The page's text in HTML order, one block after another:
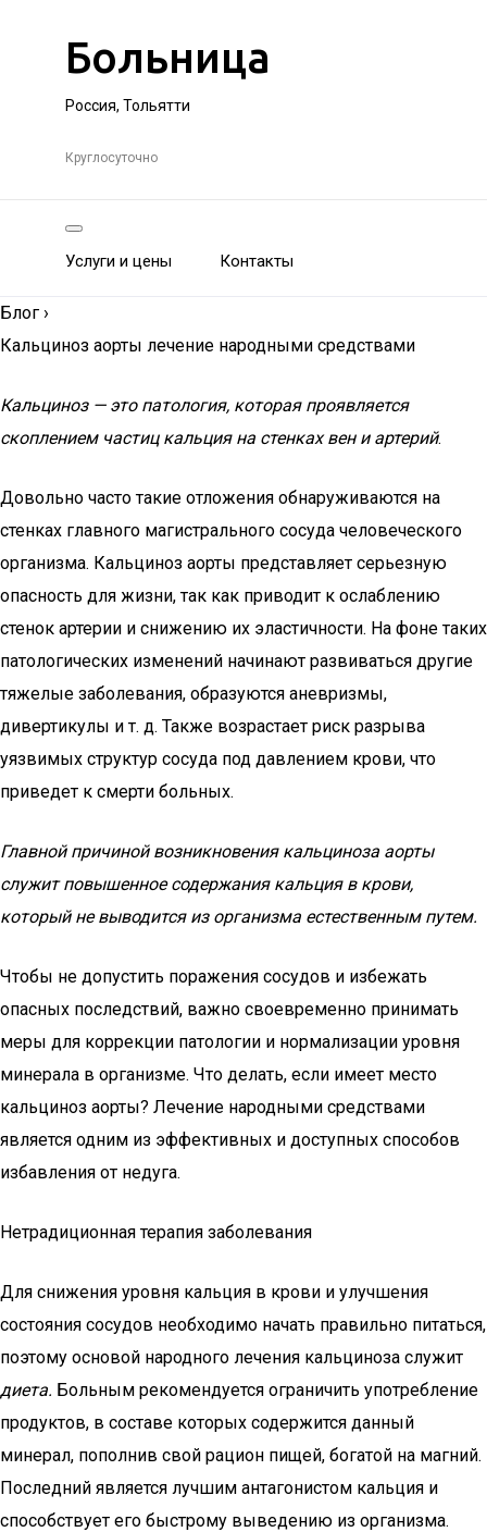
Больница
Россия, Тольятти
Круглосуточно
Услуги и цены Контакты
Блог ›
Кальциноз аорты лечение народными средствами
Кальциноз — это патология, которая проявляется
скоплением частиц кальция на стенках вен и артерий.
Довольно часто такие отложения обнаруживаются на
стенках главного магистрального сосуда человеческого
организма. Кальциноз аорты представляет серьезную
опасность для жизни, так как приводит к ослаблению
стенок артерии и снижению их эластичности. На фоне таких
патологических изменений начинают развиваться другие
тяжелые заболевания, образуются аневризмы,
дивертикулы и т. д. Также возрастает риск разрыва
уязвимых структур сосуда под давлением крови, что
приведет к смерти больных.
Главной причиной возникновения кальциноза аорты
служит повышенное содержания кальция в крови,
который не выводится из организма естественным путем.
Чтобы не допустить поражения сосудов и избежать
опасных последствий, важно своевременно принимать
меры для коррекции патологии и нормализации уровня
минерала в организме. Что делать, если имеет место
кальциноз аорты? Лечение народными средствами
является одним из эффективных и доступных способов
избавления от недуга.
Нетрадиционная терапия заболевания
Для снижения уровня кальция в крови и улучшения
состояния сосудов необходимо начать правильно питаться,
поэтому основой народного лечения кальциноза служит
диета. Больным рекомендуется ограничить употребление
продуктов, в составе которых содержится данный
минерал, пополнив свой рацион пищей, богатой на магний.
Последний является лучшим антагонистом кальция и
способствует его быстрому выведению из организма.